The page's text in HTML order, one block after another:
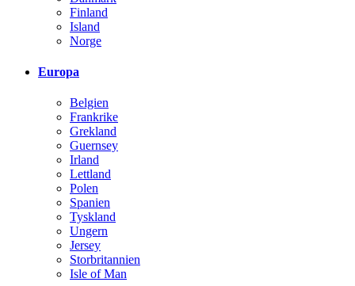
Finland
Island
Norge
Europa
Belgien
Frankrike
Grekland
Guernsey
Irland
Lettland
Polen
Spanien
Tyskland
Ungern
Jersey
Storbritannien
Isle of Man